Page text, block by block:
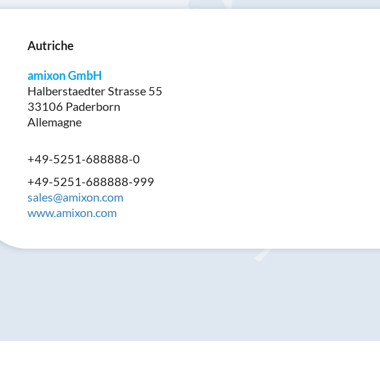
Autriche
amixon GmbH
Halberstaedter Strasse 55
33106 Paderborn
Allemagne
+49-5251-688888-0
+49-5251-688888-999
sales@amixon.com
www.amixon.com